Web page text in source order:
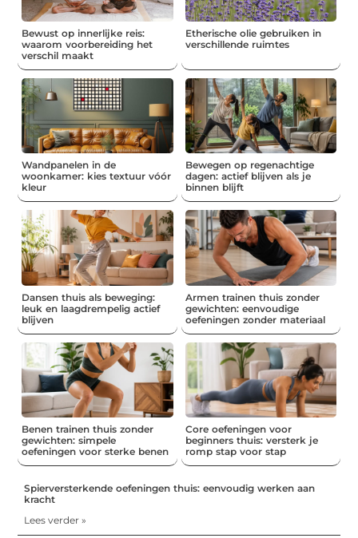
Bewust op innerlijke reis:
waarom voorbereiding het
verschil maakt
Etherische olie gebruiken in
verschillende ruimtes
Wandpanelen in de
woonkamer: kies textuur vóór
kleur
Bewegen op regenachtige
dagen: actief blijven als je
binnen blijft
Dansen thuis als beweging:
leuk en laagdrempelig actief
blijven
Armen trainen thuis zonder
gewichten: eenvoudige
oefeningen zonder materiaal
Benen trainen thuis zonder
gewichten: simpele
oefeningen voor sterke benen
Core oefeningen voor
beginners thuis: versterk je
romp stap voor stap
Spierversterkende oefeningen thuis: eenvoudig werken aan
kracht
Lees verder »